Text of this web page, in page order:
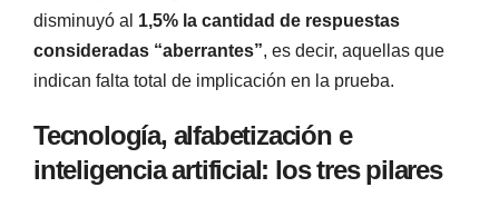
disminuyó al 1,5% la cantidad de respuestas
consideradas “aberrantes”, es decir, aquellas que
indican falta total de implicación en la prueba.
Tecnología, alfabetización e
inteligencia artificial: los tres pilares